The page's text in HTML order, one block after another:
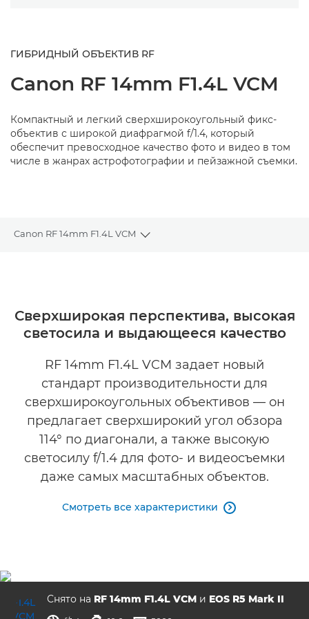
ГИБРИДНЫЙ ОБЪЕКТИВ RF
Canon RF 14mm F1.4L VCM
Компактный и легкий сверхширокоугольный фикс-
объектив с широкой диафрагмой f/1.4, который
обеспечит превосходное качество фото и видео в том
числе в жанрах астрофотографии и пейзажной съемки.
Canon RF 14mm F1.4L VCM
Toggle breadcrumbs
Галерея
Сверхширокая перспектива, высокая
светосила и выдающееся качество
RF 14mm F1.4L VCM задает новый
стандарт производительности для
сверхширокоугольных объективов — он
предлагает сверхширокий угол обзора
114° по диагонали, а также высокую
светосилу f/1.4 для фото- и видеосъемки
даже самых масштабных объектов.
Смотреть все характеристики 
Снято на RF 14mm F1.4L VCM и EOS R5 Mark II